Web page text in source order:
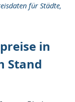
für Städte,
in
Stand